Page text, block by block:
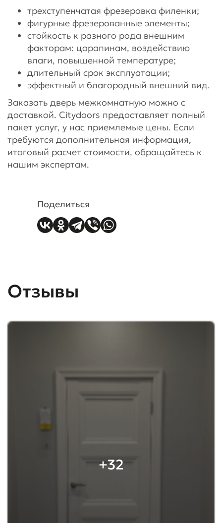
трехступенчатая фрезеровка филенки;
фигурные фрезерованные элементы;
стойкость к разного рода внешним
факторам: царапинам, воздействию
влаги, повышенной температуре;
длительный срок эксплуатации;
эффектный и благородный внешний вид.
Заказать дверь межкомнатную можно с
доставкой. Citydoors предоставляет полный
пакет услуг, у нас приемлемые цены. Если
требуются дополнительная информация,
итоговый расчет стоимости, обращайтесь к
нашим экспертам.
Поделиться
Отзывы
+32